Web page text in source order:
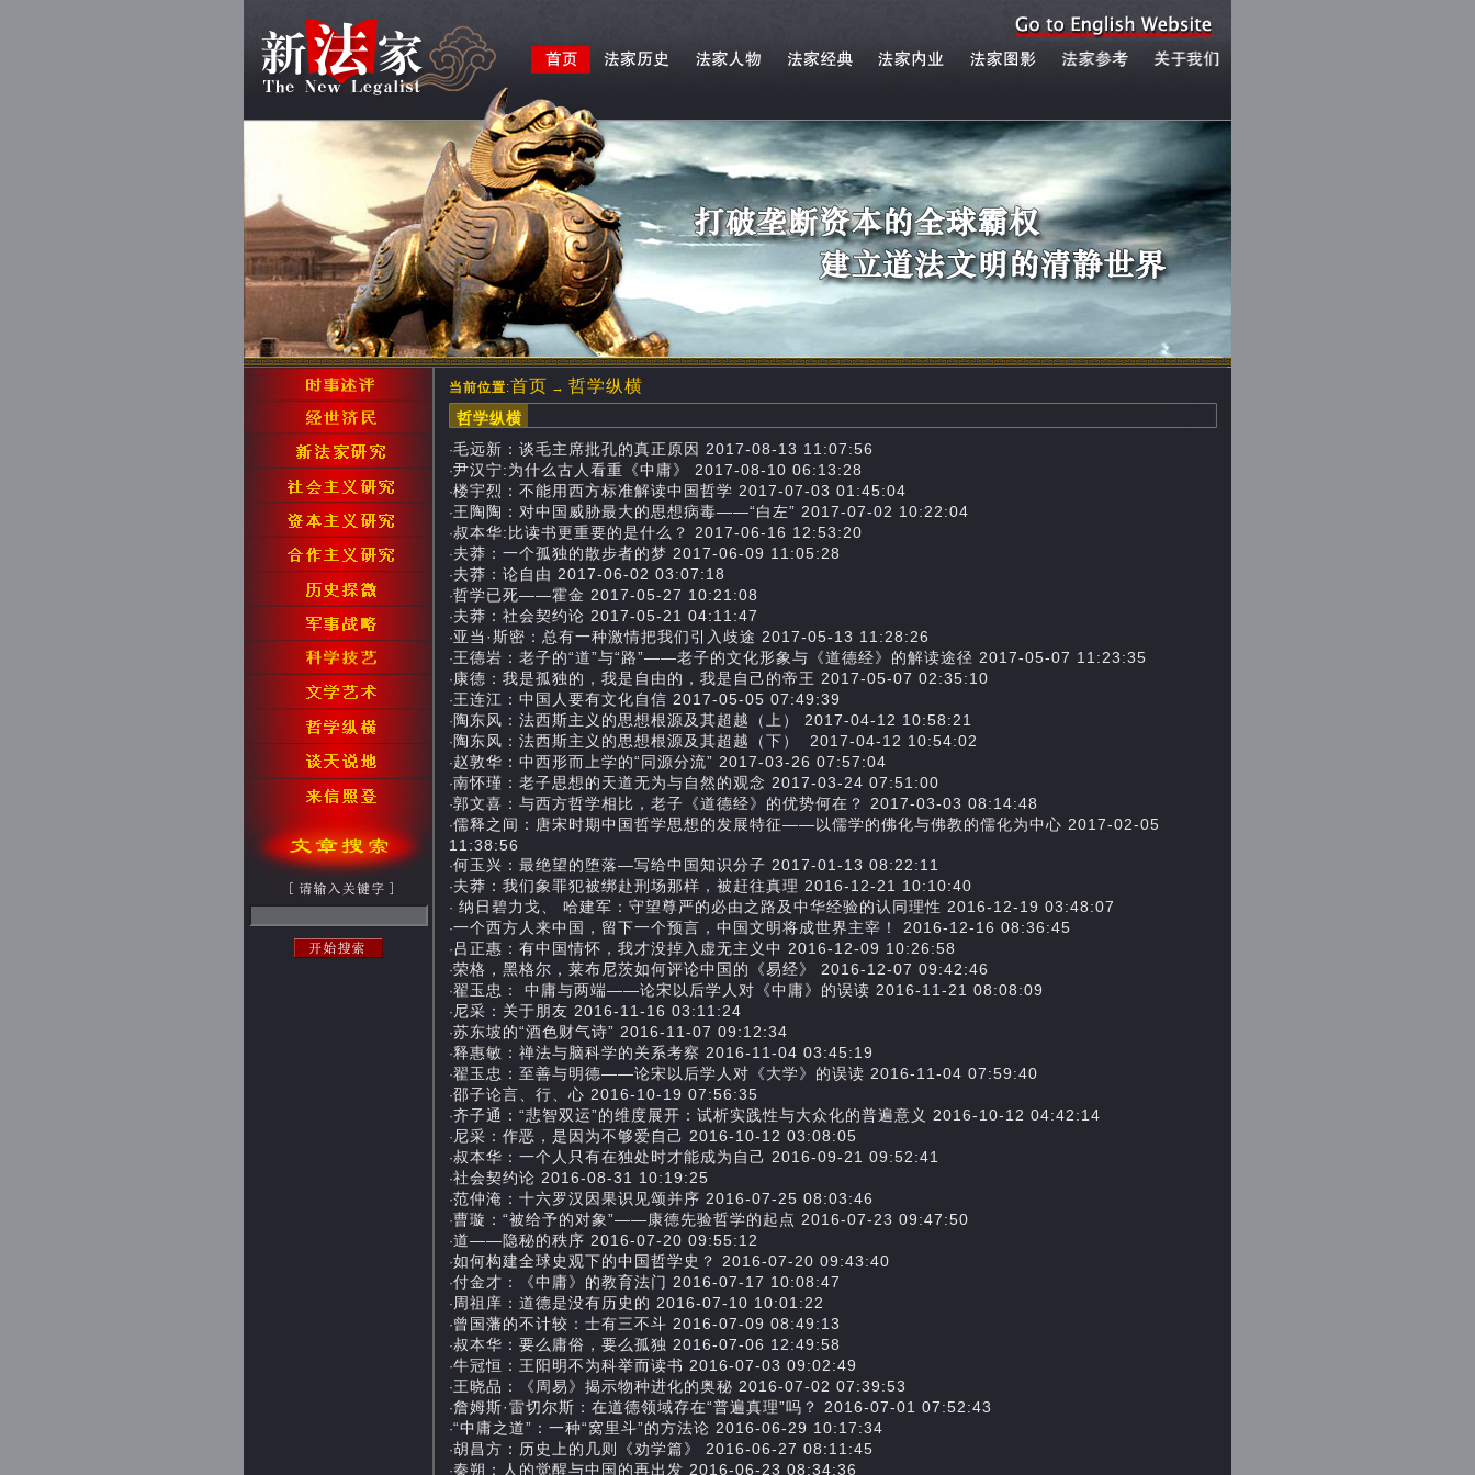
当前位置:首页 → 哲学纵横
哲学纵横
·毛远新：谈毛主席批孔的真正原因 2017-08-13 11:07:56
·尹汉宁:为什么古人看重《中庸》 2017-08-10 06:13:28
·楼宇烈：不能用西方标准解读中国哲学 2017-07-03 01:45:04
·王陶陶：对中国威胁最大的思想病毒——“白左” 2017-07-02 10:22:04
·叔本华:比读书更重要的是什么？ 2017-06-16 12:53:20
·夫莽：一个孤独的散步者的梦 2017-06-09 11:05:28
·夫莽：论自由 2017-06-02 03:07:18
·哲学已死——霍金 2017-05-27 10:21:08
·夫莽：社会契约论 2017-05-21 04:11:47
·亚当·斯密：总有一种激情把我们引入歧途 2017-05-13 11:28:26
·王德岩：老子的“道”与“路”——老子的文化形象与《道德经》的解读途径 2017-05-07 11:23:35
· 康德：我是孤独的，我是自由的，我是自己的帝王 2017-05-07 02:35:10
·王连江：中国人要有文化自信 2017-05-05 07:49:39
· 陶东风：法西斯主义的思想根源及其超越（上） 2017-04-12 10:58:21
· 陶东风：法西斯主义的思想根源及其超越（下） 2017-04-12 10:54:02
·赵敦华：中西形而上学的“同源分流” 2017-03-26 07:57:04
·南怀瑾：老子思想的天道无为与自然的观念 2017-03-24 07:51:00
·郭文喜：与西方哲学相比，老子《道德经》的优势何在？ 2017-03-03 08:14:48
·儒释之间：唐宋时期中国哲学思想的发展特征——以儒学的佛化与佛教的儒化为中心 2017-02-05
11:38:56
·何玉兴：最绝望的堕落—写给中国知识分子 2017-01-13 08:22:11
·夫莽：我们象罪犯被绑赴刑场那样，被赶往真理 2016-12-21 10:10:40
· 纳日碧力戈、 哈建军：守望尊严的必由之路及中华经验的认同理性 2016-12-19 03:48:07
·一个西方人来中国，留下一个预言，中国文明将成世界主宰！ 2016-12-16 08:36:45
· 吕正惠：有中国情怀，我才没掉入虚无主义中 2016-12-09 10:26:58
·荣格，黑格尔，莱布尼茨如何评论中国的《易经》 2016-12-07 09:42:46
·翟玉忠： 中庸与两端——论宋以后学人对《中庸》的误读 2016-11-21 08:08:09
· 尼采：关于朋友 2016-11-16 03:11:24
·苏东坡的“酒色财气诗” 2016-11-07 09:12:34
·释惠敏：禅法与脑科学的关系考察 2016-11-04 03:45:19
·翟玉忠：至善与明德——论宋以后学人对《大学》的误读 2016-11-04 07:59:40
·邵子论言、行、心 2016-10-19 07:56:35
·齐子通：“悲智双运”的维度展开：试析实践性与大众化的普遍意义 2016-10-12 04:42:14
· 尼采：作恶，是因为不够爱自己 2016-10-12 03:08:05
·叔本华：一个人只有在独处时才能成为自己 2016-09-21 09:52:41
·社会契约论 2016-08-31 10:19:25
·范仲淹：十六罗汉因果识见颂并序 2016-07-25 08:03:46
·曹璇：“被给予的对象”——康德先验哲学的起点 2016-07-23 09:47:50
·道——隐秘的秩序 2016-07-20 09:55:12
·如何构建全球史观下的中国哲学史？ 2016-07-20 09:43:40
·付金才：《中庸》的教育法门 2016-07-17 10:08:47
· 周祖庠：道德是没有历史的 2016-07-10 10:01:22
·曾国藩的不计较：士有三不斗 2016-07-09 08:49:13
·叔本华：要么庸俗，要么孤独 2016-07-06 12:49:58
·牛冠恒：王阳明不为科举而读书 2016-07-03 09:02:49
·王晓品：《周易》揭示物种进化的奥秘 2016-07-02 07:39:53
·詹姆斯·雷切尔斯：在道德领域存在“普遍真理”吗？ 2016-07-01 07:52:43
·“中庸之道”：一种“窝里斗”的方法论 2016-06-29 10:17:34
·胡昌方：历史上的几则《劝学篇》 2016-06-27 08:11:45
·秦朔：人的觉醒与中国的再出发 2016-06-23 08:34:36